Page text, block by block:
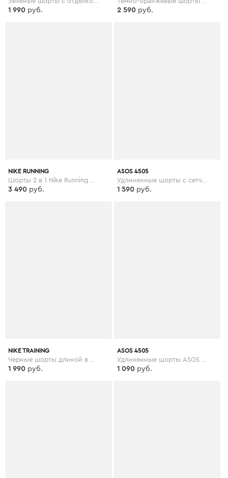
1 990 руб. 2 590 руб.
NIKE RUNNING
3 490 руб.
ASOS 4505
1 590 руб.
NIKE TRAINING
1 990 руб.
ASOS 4505
1 090 руб.